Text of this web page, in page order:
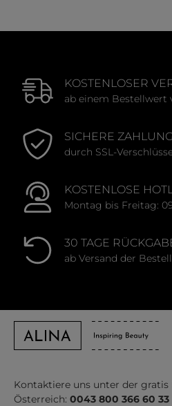
KOSTENLOSER
ab einem Bestellwert
SICHERE ZAHLUNG
durch SSL-
KOSTENLOSE
Montag bis Freitag:
30 TAGE
ab Versand der
Kontaktiere uns unter der gratis
Österreich: 0043 800 366 60 33